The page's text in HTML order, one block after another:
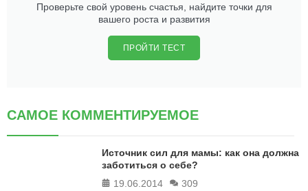
Проверьте свой уровень счастья, найдите точки для
вашего роста и развития
ПРОЙТИ ТЕСТ
САМОЕ КОММЕНТИРУЕМОЕ
Источник сил для мамы: как она должна
заботиться о себе?
19.06.2014
309